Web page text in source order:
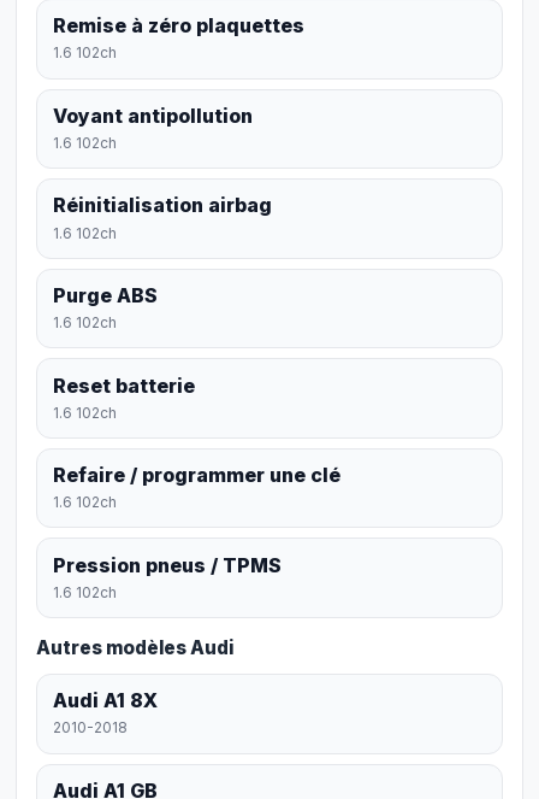
Remise à zéro plaquettes
1.6 102ch
Voyant antipollution
1.6 102ch
Réinitialisation airbag
1.6 102ch
Purge ABS
1.6 102ch
Reset batterie
1.6 102ch
Refaire / programmer une clé
1.6 102ch
Pression pneus / TPMS
1.6 102ch
Autres modèles Audi
Audi A1 8X
2010-2018
Audi A1 GB